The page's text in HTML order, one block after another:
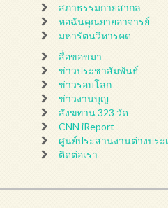
สภาธรรมกายสากล
หอฉันคุณยายอาจารย์
มหารัตนวิหารคด
สื่อขอขมา
ข่าวประชาสัมพันธ์
ข่าวรอบโลก
ข่าวงานบุญ
สังฆทาน 323 วัด
CNN iReport
ศูนย์ประสานงานต่างประ
ติดต่อเรา